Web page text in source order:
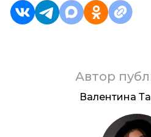
Автор
Валентина